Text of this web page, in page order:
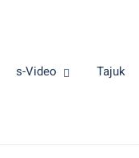
s-Video Tajuk